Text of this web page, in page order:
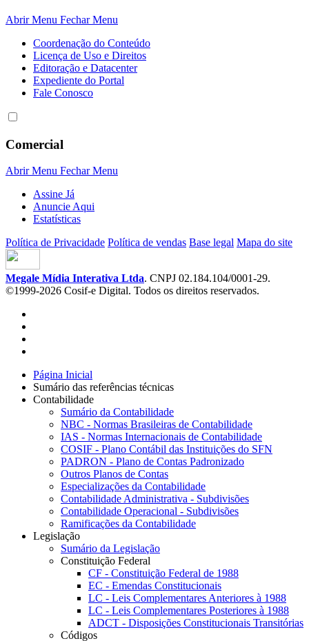
Abrir Menu Fechar Menu
Coordenação do Conteúdo
Licença de Uso e Direitos
Editoração e Datacenter
Expediente do Portal
Fale Conosco
Comercial
Abrir Menu Fechar Menu
Assine Já
Anuncie Aqui
Estatísticas
Política de Privacidade Política de vendas Base legal Mapa do site
Megale Mídia Interativa Ltda. CNPJ 02.184.104/0001-29.
©1999-2026 Cosif-e Digital. Todos os direitos reservados.
Página Inicial
Sumário das referências técnicas
Contabilidade
Sumário da Contabilidade
NBC - Normas Brasileiras de Contabilidade
IAS - Normas Internacionais de Contabilidade
COSIF - Plano Contábil das Instituições do SFN
PADRON - Plano de Contas Padronizado
Outros Planos de Contas
Especializações da Contabilidade
Contabilidade Administrativa - Subdivisões
Contabilidade Operacional - Subdivisões
Ramificações da Contabilidade
Legislação
Sumário da Legislação
Constituição Federal
CF - Constituição Federal de 1988
EC - Emendas Constitucionais
LC - Leis Complementares Anteriores à 1988
LC - Leis Complementares Posteriores à 1988
ADCT - Disposições Constitucionais Transitórias
Códigos